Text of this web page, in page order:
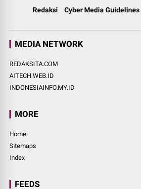
Redaksi Cyber Media Guidelines
MEDIA NETWORK
REDAKSITA.COM
AITECH.WEB.ID
INDONESIAINFO.MY.ID
MORE
Home
Sitemaps
Index
FEEDS